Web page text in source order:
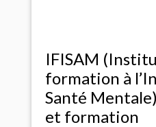
IFISAM
formation à
Santé
et formation